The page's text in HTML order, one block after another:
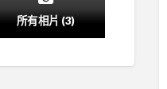
所有相片 (3)